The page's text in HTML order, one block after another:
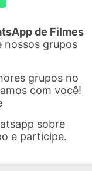
de Filmes
nossos grupos
grupos no
com você!
sobre
e participe.